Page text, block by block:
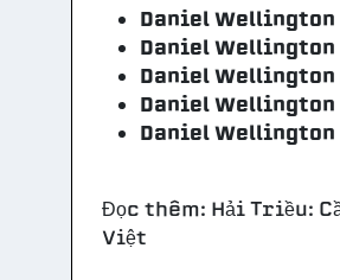
Daniel Wellington
Daniel
Daniel
Daniel Wellington
Daniel
Đọc thêm: Hải Triều:
Việt